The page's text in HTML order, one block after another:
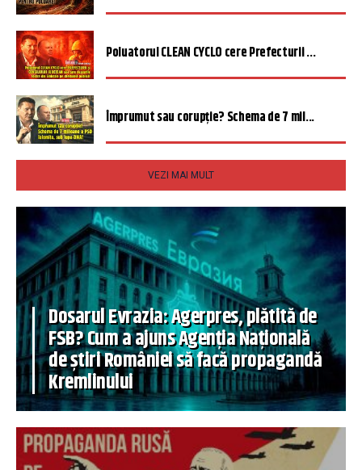
Poluatorul CLEAN CYCLO cere Prefecturii ...
Împrumut sau corupție? Schema de 7 mil...
VEZI MAI MULT
Dosarul Evrazia: Agerpres, plătită de
FSB? Cum a ajuns Agenția Națională
de știri României să facă propagandă
Kremlinului